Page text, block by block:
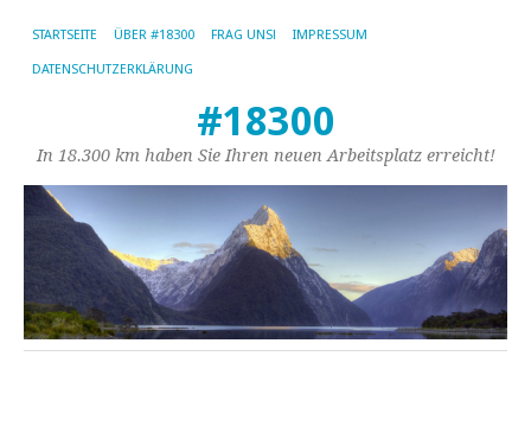
STARTSEITE ÜBER #18300 FRAG UNS! IMPRESSUM
DATENSCHUTZERKLÄRUNG
#18300
In 18.300 km haben Sie Ihren neuen Arbeitsplatz erreicht!